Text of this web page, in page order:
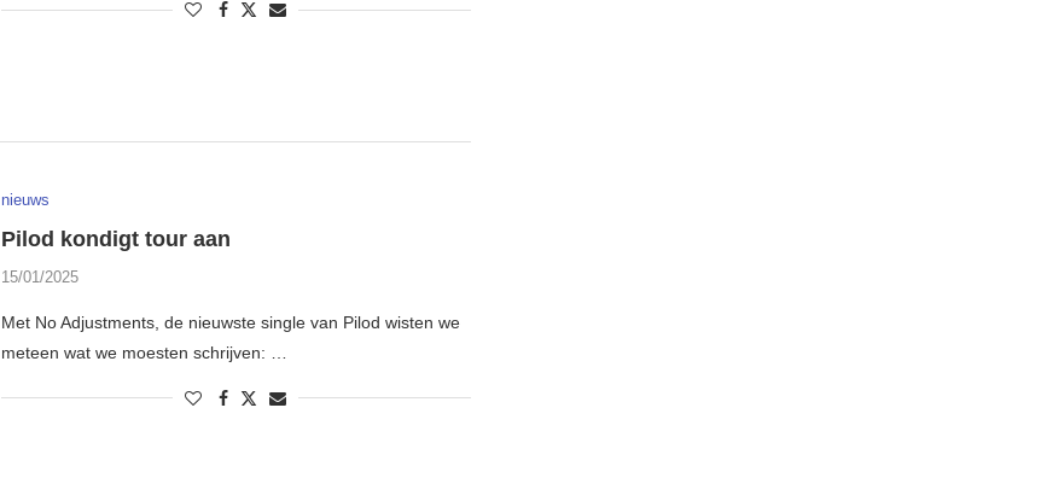
nieuws
Pilod kondigt tour aan
15/01/2025
Met No Adjustments, de nieuwste single van Pilod wisten we
meteen wat we moesten schrijven: …